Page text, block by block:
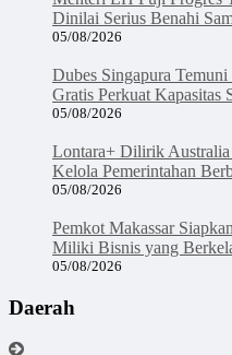
Dinilai Serius Benahi
05/08/2026
Dubes Singapura
Gratis Perkuat Kapasitas
05/08/2026
Lontara+ Dilirik Australia
Kelola Pemerintahan
05/08/2026
Pemkot Makassar
Miliki Bisnis yang
05/08/2026
Daerah